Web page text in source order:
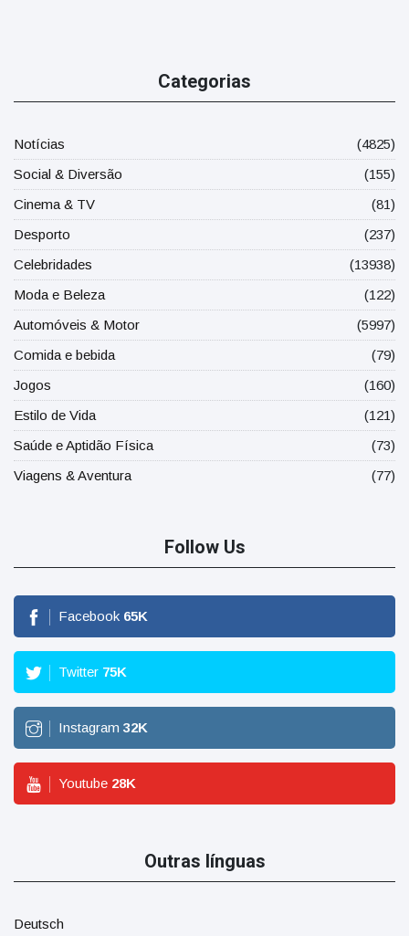
Categorias
Notícias
(4825)
Social & Diversão
(155)
Cinema & TV
(81)
Desporto
(237)
Celebridades
(13938)
Moda e Beleza
(122)
Automóveis & Motor
(5997)
Comida e bebida
(79)
Jogos
(160)
Estilo de Vida
(121)
Saúde e Aptidão Física
(73)
Viagens & Aventura
(77)
Follow Us
Facebook 65K
Twitter 75K
Instagram 32K
Youtube 28K
Outras línguas
Deutsch